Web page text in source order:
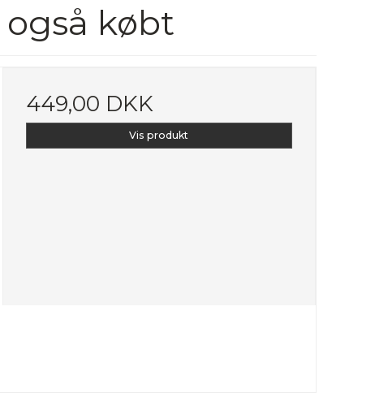
købt
449,00 DKK
Vis produkt